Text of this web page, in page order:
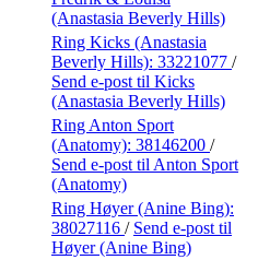
(Anastasia Beverly Hills)
Ring Kicks (Anastasia
Beverly Hills): 33221077 /
Send e-post til Kicks
(Anastasia Beverly Hills)
Ring Anton Sport
(Anatomy): 38146200 /
Send e-post til Anton Sport
(Anatomy)
Ring Høyer (Anine Bing):
38027116 / Send e-post til
Høyer (Anine Bing)